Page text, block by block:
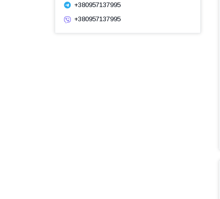
+380957137995
+380957137995